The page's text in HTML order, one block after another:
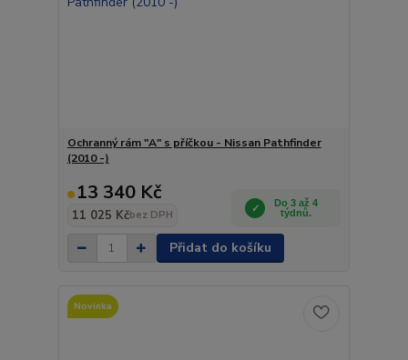
Ochranný rám "A" s příčkou - Nissan Pathfinder
(2010 -)
13 340 Kč
11 025 Kčbez DPH
Do 3 až 4
týdnů.
Přidat do košíku
Novinka